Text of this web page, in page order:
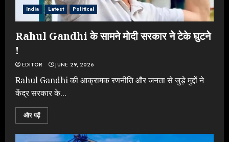
India Latest Political
Rahul Gandhi के सामने मोदी सरकार ने टेके घुटने
!
EDITOR JUNE 29, 2026
Rahul Gandhi की आक्रामक रणनीति और जनता से जुड़े मुद्दों ने
केंद्र सरकार के...
और पढ़ें